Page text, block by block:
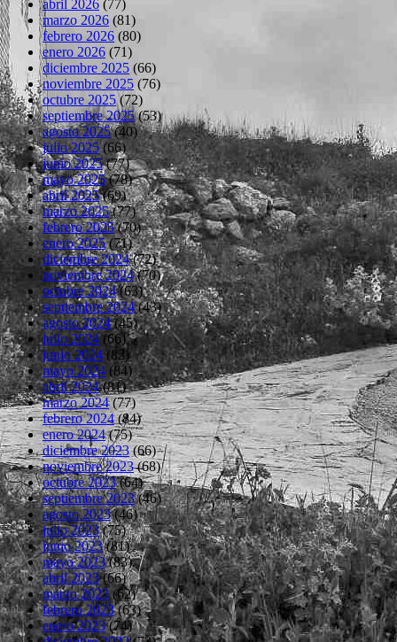
abril 2026 (77)
marzo 2026 (81)
febrero 2026 (80)
enero 2026 (71)
diciembre 2025 (66)
noviembre 2025 (76)
octubre 2025(72)
septiembre 2025(53)
agosto 2025(40)
julio 2025(66)
junio 2025(77)
mayo 2025(78)
abril 2025(69)
marzo 2025(77)
febrero 2025(70)
enero 2025(71)
diciembre 2024(72)
noviembre 2024(70)
octubre 2024(63)
septiembre 2024(43)
agosto 2024(45)
julio 2024(66)
junio 2024 (82)
mayo 2024 (84)
abril 2024(81)
marzo 2024(77)
febrero 2024(84)
enero 2024(75)
diciembre 2023(66)
noviembre 2023(68)
octubre 2023(64)
septiembre 2023(46)
agosto 2023(46)
julio 2023(75)
junio 2023(81)
mayo 2023(83)
abril 2023(66)
marzo 2023(62)
febrero 2023(63)
enero 2023(74)